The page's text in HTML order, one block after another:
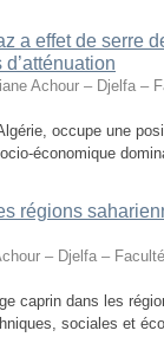
a effet de serre
Achour – Djelfa –
occupe une
économique
régions
– Djelfa –
caprin dans les
sociales et